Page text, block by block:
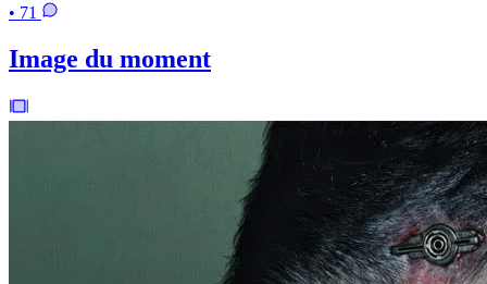
• 71
Image du moment